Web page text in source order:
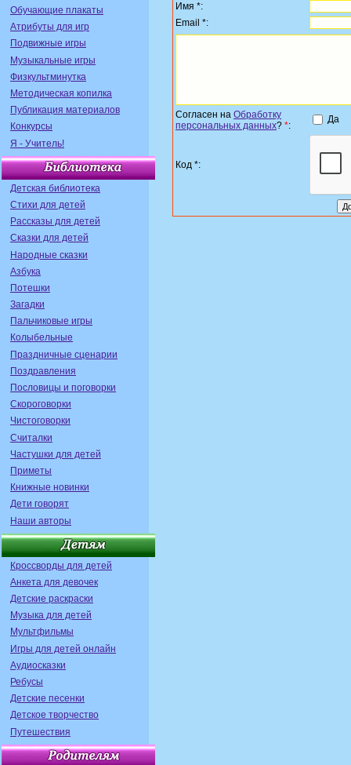
Обучающие плакаты
Атрибуты для игр
Подвижные игры
Музыкальные игры
Физкультминутка
Методическая копилка
Публикация материалов
Конкурсы
Я - Учитель!
Детская библиотека
Стихи для детей
Рассказы для детей
Сказки для детей
Народные сказки
Азбука
Потешки
Загадки
Пальчиковые игры
Колыбельные
Праздничные сценарии
Поздравления
Пословицы и поговорки
Скороговорки
Чистоговорки
Считалки
Частушки для детей
Приметы
Книжные новинки
Дети говорят
Наши авторы
Кроссворды для детей
Анкета для девочек
Детские раскраски
Музыка для детей
Мультфильмы
Игры для детей онлайн
Аудиосказки
Ребусы
Детские песенки
Детское творчество
Путешествия
Имя *:
Email *:
Согласен на Обработку
персональных данных? *:
Да
Код *: